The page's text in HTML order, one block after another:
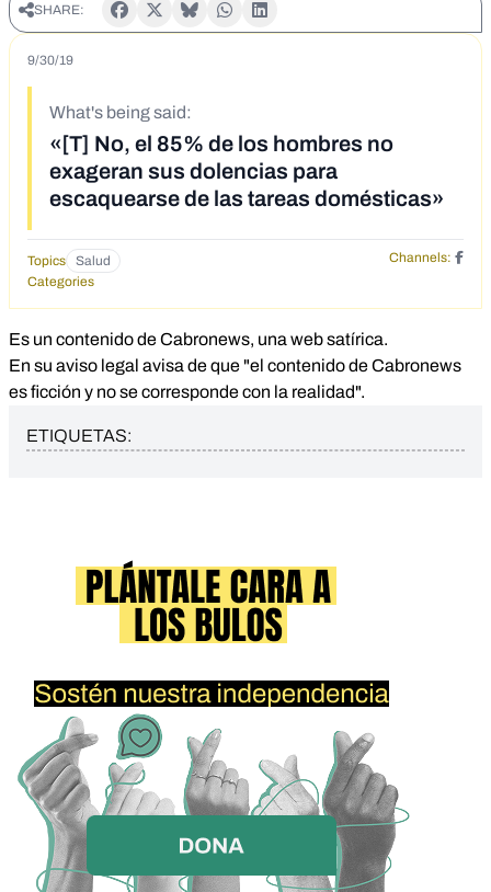
SHARE:
9/30/19
What's being said:
«[T] No, el 85% de los hombres no
exageran sus dolencias para
escaquearse de las tareas domésticas»
Topics Salud
Channels:
Categories
Es un contenido de Cabronews, una web satírica.
En su aviso legal avisa de que "el contenido de Cabronews
es ficción y no se corresponde con la realidad".
ETIQUETAS: